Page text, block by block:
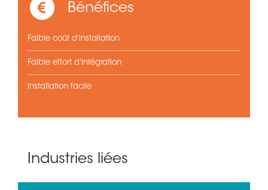
Bénéfices
Faible coût d'installation
Faible effort d'intégration
Installation facile
Industries liées